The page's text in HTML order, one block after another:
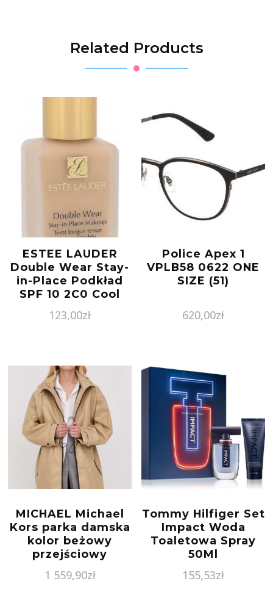
Related Products
ESTEE LAUDER
Double Wear Stay-
in-Place Podkład
SPF 10 2C0 Cool
123,00zł
Police Apex 1
VPLB58 0622 ONE
SIZE (51)
620,00zł
MICHAEL Michael
Kors parka damska
kolor beżowy
przejściowy
1 559,90zł
Tommy Hilfiger Set
Impact Woda
Toaletowa Spray
50Ml
155,53zł